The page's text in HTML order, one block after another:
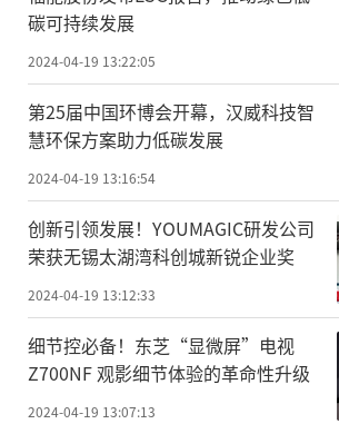
碳可持续发展
2024-04-19 13:22:05
第25届中国环博会开幕，汉威科技智
慧环保方案助力低碳发展
2024-04-19 13:16:54
创新引领发展！YOUMAGIC研发公司
荣获无锡太湖湾科创城新锐企业奖
2024-04-19 13:12:33
细节控必备！东芝“显微屏”电视
Z700NF 观影细节体验的革命性升级
2024-04-19 13:07:13